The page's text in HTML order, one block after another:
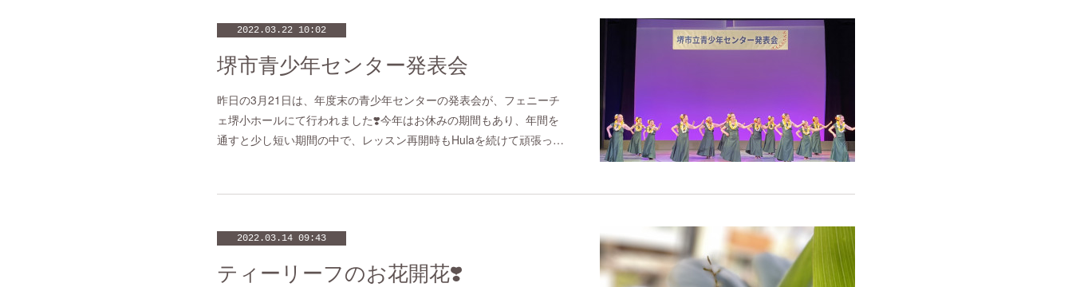
2022.03.22 10:02
堺市青少年センター発表会
昨日の3月21日は、年度末の青少年センターの発表会が、フェニーチ
ェ堺小ホールにて行われました❣️今年はお休みの期間もあり、年間を
通すと少し短い期間の中で、レッスン再開時もHulaを続けて頑張っ…
2022.03.14 09:43
ティーリーフのお花開花❣️